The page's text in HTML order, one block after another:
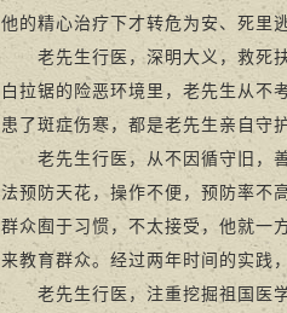
他的精心治疗下才转危为安、死里
老先生行医，深明大义，救死扶
白拉锯的险恶环境里，老先生从不
患了斑症伤寒，都是老先生亲自守
老先生行医，从不因循守旧，善
法预防天花，操作不便，预防率不
群众囿于习惯，不太接受，他就一
来教育群众。经过两年时间的实践
老先生行医，注重挖掘祖国医学